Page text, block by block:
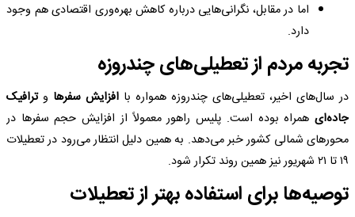
اما در مقابل، نگرانی‌هایی درباره کاهش بهره‌وری اقتصادی هم وجود
دارد.
تجربه مردم از تعطیلی‌های چندروزه
در سال‌های اخیر، تعطیلی‌های چندروزه همواره با افزایش سفرها وترافیک
جاده‌ای همراه بوده است. پلیس راهور معمولاً از افزایش حجم سفرها در
محورهای شمالی کشور خبر می‌دهد. به همین دلیل انتظار می‌رود در تعطیلات
۱۹ تا ۲۱ شهریور نیز همین روند تکرار شود.
توصیه‌ها برای استفاده بهتر از تعطیلات